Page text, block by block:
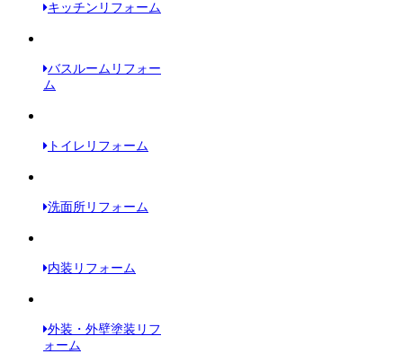
キッチンリフォーム
バスルームリフォー
ム
トイレリフォーム
洗面所リフォーム
内装リフォーム
外装・外壁塗装リフ
ォーム